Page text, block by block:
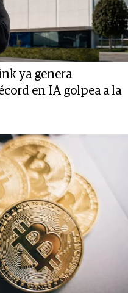
ya genera
en IA golpea a la